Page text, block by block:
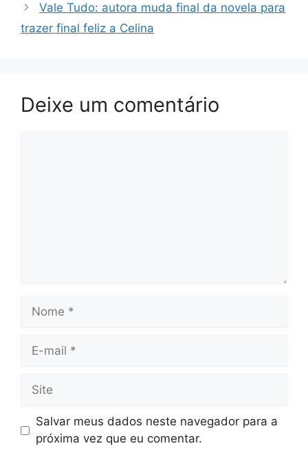
Vale Tudo: autora muda final da novela para
trazer final feliz a Celina
Deixe um comentário
Nome
Site
Salvar meus dados neste navegador para a
próxima vez que eu comentar.